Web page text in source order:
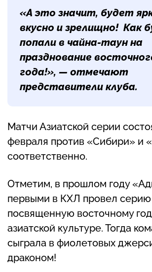
«А это значит, будет
вкусно и зрелищно! Как
попали в чайна-таун на
празднование
года!», — отмечают
представители клуба.
Матчи Азиатской серии
февраля против «Сибири» и
соответственно.
Отметим, в прошлом году
первыми в КХЛ провел серию
посвященную восточному
азиатской культуре. Тогда
сыграла в фиолетовых
драконом!